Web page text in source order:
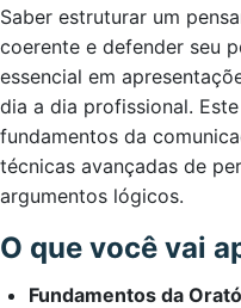
Saber estruturar um
coerente e defender seu
essencial em
dia a dia profissional.
fundamentos da
técnicas avançadas de
argumentos lógicos.
O que você vai
Fundamentos da